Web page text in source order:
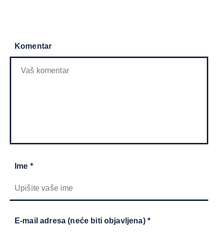
Komentar
Ime *
E-mail adresa (neće biti objavljena) *